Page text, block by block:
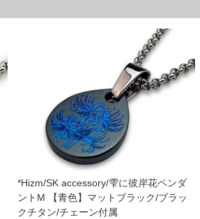
*Hizm/SK accessory/雫に彼岸花ペンダ
ントM 【青色】マットブラック/ブラッ
クチタン/チェーン付属